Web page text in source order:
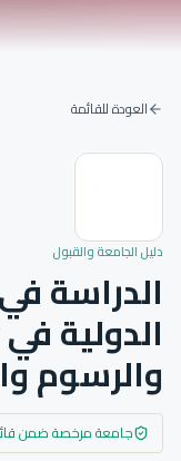
العودة للقائمة
دليل الجامعة والقبول
الدراسة
الدولية
والرسوم
جامعة مرخصة ضمن